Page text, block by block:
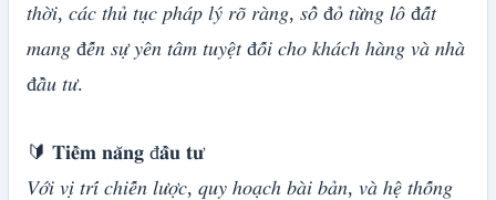
𝑡ℎ𝑜̛̀𝑖, 𝑐𝑎́𝑐 𝑡ℎ𝑢̉ 𝑡𝑢̣𝑐 𝑝ℎ𝑎́𝑝 𝑙𝑦́ 𝑟𝑜̃ 𝑟𝑎̀𝑛𝑔, 𝑠𝑜̂̉ đ𝑜̉ 𝑡𝑢̛̀𝑛𝑔 𝑙𝑜̂ đ𝑎̂́𝑡
𝑚𝑎𝑛𝑔 đ𝑒̂́𝑛 𝑠𝑢̛̣ 𝑦𝑒̂𝑛 𝑡𝑎̂𝑚 𝑡𝑢𝑦𝑒̣̂𝑡 đ𝑜̂́𝑖 𝑐ℎ𝑜 𝑘ℎ𝑎́𝑐ℎ ℎ𝑎̀𝑛𝑔 𝑣𝑎̀ 𝑛ℎ𝑎̀
đ𝑎̂̀𝑢 𝑡𝑢̛.
🔰 𝐓𝐢𝐞̂̀𝐦 𝐧𝐚̆𝐧𝐠 đ𝐚̂̀𝐮 𝐭𝐮̛
𝑉𝑜̛́𝑖 𝑣𝑖̣ 𝑡𝑟𝑖́ 𝑐ℎ𝑖𝑒̂́𝑛 𝑙𝑢̛𝑜̛̣𝑐, 𝑞𝑢𝑦 ℎ𝑜𝑎̣𝑐ℎ 𝑏𝑎̀𝑖 𝑏𝑎̉𝑛, 𝑣𝑎̀ ℎ𝑒̣̂ 𝑡ℎ𝑜̂́𝑛𝑔